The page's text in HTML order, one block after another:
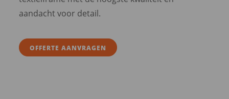
aandacht voor detail.
OFFERTE AANVRAGEN